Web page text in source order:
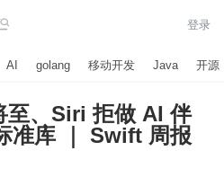
登录
AI golang 移动开发 Java 开源
、Siri 拒做 AI 伴
准库 ｜ Swift 周报